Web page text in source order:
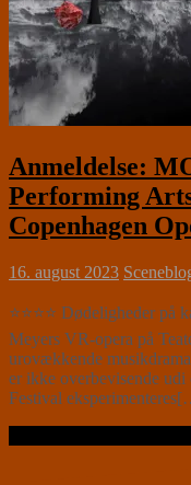
Anmeldelse:
Performing
Copenhagen
16. august 2023
⭐⭐⭐⭐ Dødeligheder
Meyers VR-opera på
urovækkende
er ikke overbevisende udi
Festival